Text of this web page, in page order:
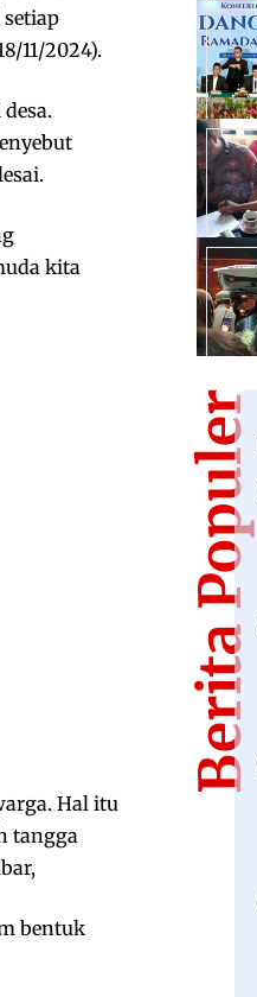
11/2024).
kita
Hal itu
tangga
bentuk
Berita Populer